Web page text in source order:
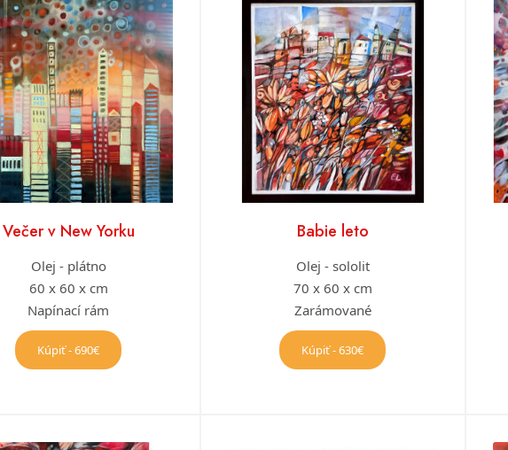
Večer v New Yorku
Olej - plátno
60 x 60 x cm
Napínací rám
Kúpiť - 690€
Babie leto
Olej - sololit
70 x 60 x cm
Zarámované
Kúpiť - 630€